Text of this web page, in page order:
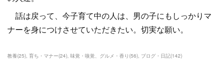
話は戻って、今子育て中の人は、男の子にもしっかりマ
ナーを身につけさせていただきたい。切実な願い。
教養(25) 育ち・マナー(24) 味覚・嗅覚、グルメ・香り(56) ブログ・日記(142)